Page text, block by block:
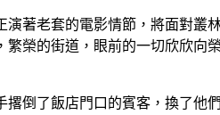
著老套的電影情節，將面對叢
繁榮的街道，眼前的一切欣欣
撂倒了飯店門口的賓客，換了他